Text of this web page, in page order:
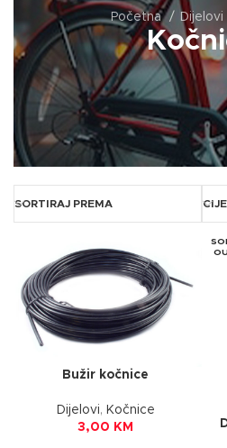
Početna Dijelovi
SORTIRAJ PREMA
Bužir kočnice
Dijelovi, Kočnice
3,00 KM